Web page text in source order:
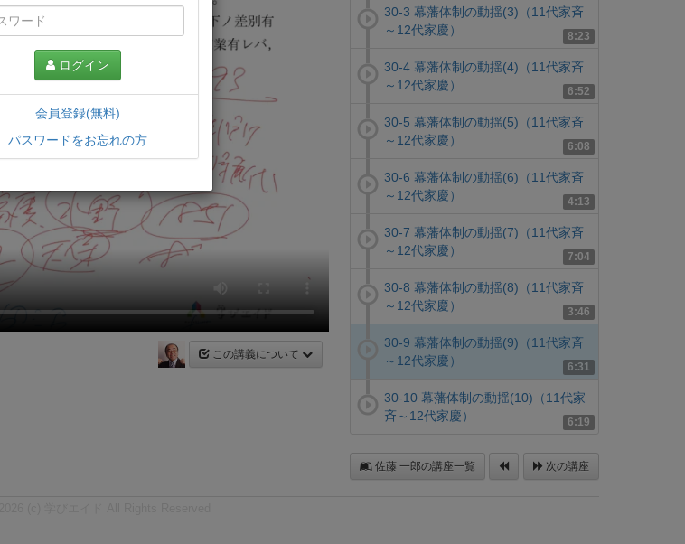
この講義について
8:23
30-3 幕藩体制の動揺(3)（11代家斉
～12代家慶）
6:52
30-4 幕藩体制の動揺(4)（11代家斉
～12代家慶）
6:08
30-5 幕藩体制の動揺(5)（11代家斉
～12代家慶）
4:13
30-6 幕藩体制の動揺(6)（11代家斉
～12代家慶）
7:04
30-7 幕藩体制の動揺(7)（11代家斉
～12代家慶）
3:46
30-8 幕藩体制の動揺(8)（11代家斉
～12代家慶）
6:31
30-9 幕藩体制の動揺(9)（11代家斉
～12代家慶）
6:19
30-10 幕藩体制の動揺(10)（11代家
斉～12代家慶）
佐藤 一郎の講座一覧 次の講座
ログイン
会員登録(無料)
パスワードをお忘れの方